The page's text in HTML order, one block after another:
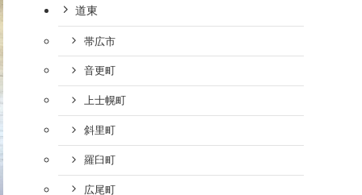
道東
帯広市
音更町
上士幌町
斜里町
羅臼町
広尾町